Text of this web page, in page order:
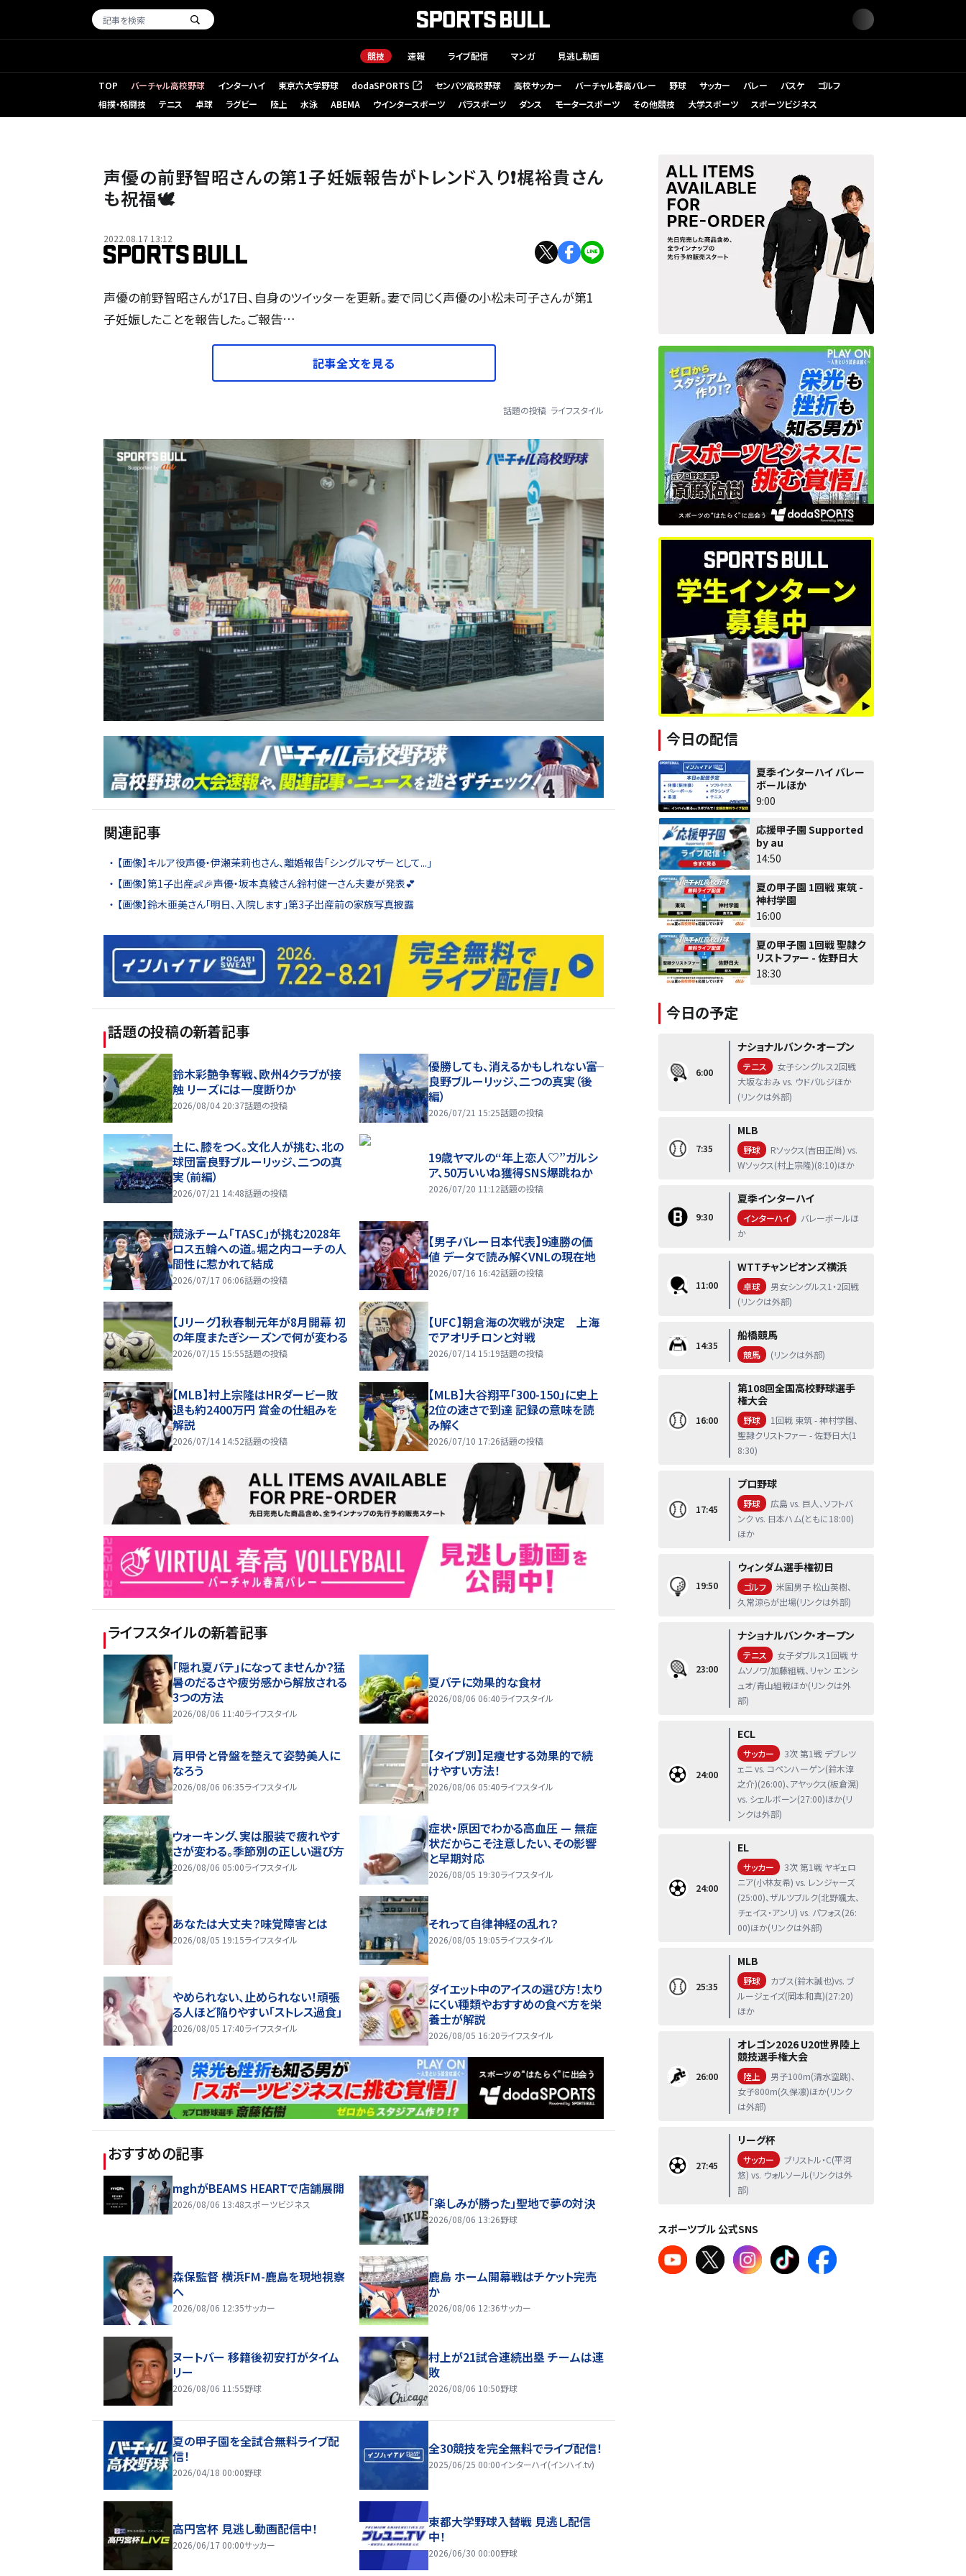
競技 速報 ライブ配信 マンガ 見逃し動画
TOP バーチャル高校野球 インターハイ 東京六大学野球 dodaSPORTS
（新しいタブで開く） センバツ高校野球 高校サッカー バーチャル春高バレー 野球 サッカー バレー バスケ
ゴルフ
相撲・格闘技
テニス 卓球 ラグビー 陸上 水泳 ABEMA ウインタースポーツ パラスポーツ ダンス モータースポーツ その他競技 大学スポーツ スポーツビジネス
声優の前野智昭さんの第1子妊娠報告がトレンド入り❗️梶裕貴さん
も祝福🕊
2022.08.17 13:12
声優の前野智昭さんが17日、自身のツイッターを更新。妻で同じく声優の小松未可子さんが第1
子妊娠したことを報告した。ご報告…
記事全文を見る
話題の投稿 ライフスタイル
関連記事
【画像】キルア役声優・伊瀬茉莉也さん、離婚報告「シングルマザーとして...」
【画像】第1子出産👶🎉声優・坂本真綾さん鈴村健一さん夫妻が発表💕
【画像】鈴木亜美さん「明日、入院します」第3子出産前の家族写真披露
話題の投稿の新着記事
鈴木彩艶争奪戦、欧州4クラブが接
触 リーズには一度断りか
2026/08/04 20:37話題の投稿
優勝しても、消えるかもしれない――富
良野ブルーリッジ、二つの真実（後
編）
2026/07/21 15:25話題の投稿
土に、膝をつく。文化人が挑む、北の
球団――富良野ブルーリッジ、二つの真
実（前編）
2026/07/21 14:48話題の投稿
19歳ヤマルの“年上恋人♡”ガルシ
ア、50万いいね獲得SNS爆跳ねか
2026/07/20 11:12話題の投稿
競泳チーム「TASC」が挑む2028年
ロス五輪への道。堀之内コーチの人
間性に惹かれて結成
2026/07/17 06:06話題の投稿
【男子バレー日本代表】9連勝の価
値 データで読み解くVNLの現在地
2026/07/16 16:42話題の投稿
【Jリーグ】秋春制元年が8月開幕 初
の年度またぎシーズンで何が変わる
2026/07/15 15:55話題の投稿
【UFC】朝倉海の次戦が決定 上海
でアオリチロンと対戦
2026/07/14 15:19話題の投稿
【MLB】村上宗隆はHRダービー敗
退も約2400万円 賞金の仕組みを
解説
2026/07/14 14:52話題の投稿
【MLB】大谷翔平「300-150」に史上
2位の速さで到達 記録の意味を読
み解く
2026/07/10 17:26話題の投稿
ライフスタイルの新着記事
「隠れ夏バテ」になってませんか？猛
暑のだるさや疲労感から解放される
3つの方法
2026/08/06 11:40ライフスタイル
夏バテに効果的な食材
2026/08/06 06:40ライフスタイル
肩甲骨と骨盤を整えて姿勢美人に
なろう
2026/08/06 06:35ライフスタイル
【タイプ別】足痩せする効果的で続
けやすい方法！
2026/08/06 05:40ライフスタイル
ウォーキング、実は服装で疲れやす
さが変わる。季節別の正しい選び方
2026/08/06 05:00ライフスタイル
症状・原因でわかる高血圧 — 無症
状だからこそ注意したい、その影響
と早期対応
2026/08/05 19:30ライフスタイル
あなたは大丈夫？味覚障害とは
2026/08/05 19:15ライフスタイル
それって自律神経の乱れ？
2026/08/05 19:05ライフスタイル
やめられない、止められない！頑張
る人ほど陥りやすい「ストレス過食」
2026/08/05 17:40ライフスタイル
ダイエット中のアイスの選び方！太り
にくい種類やおすすめの食べ方を栄
養士が解説
2026/08/05 16:20ライフスタイル
おすすめの記事
mghがBEAMS HEARTで店舗展開
2026/08/06 13:48スポーツビジネス 「楽しみが勝った」聖地で夢の対決
2026/08/06 13:26野球
森保監督 横浜FM-鹿島を現地視察
へ
2026/08/06 12:35サッカー
鹿島 ホーム開幕戦はチケット完売
か
2026/08/06 12:36サッカー
ヌートバー 移籍後初安打がタイム
リー
2026/08/06 11:55野球
村上が21試合連続出塁 チームは連
敗
2026/08/06 10:50野球
夏の甲子園を全試合無料ライブ配
信！
2026/04/18 00:00野球
全30競技を完全無料でライブ配信！
2025/06/25 00:00インターハイ(インハイ.tv)
高円宮杯 見逃し動画配信中！
2026/06/17 00:00サッカー
東都大学野球入替戦 見逃し配信
中！
2026/06/30 00:00野球
今日の配信
夏季インターハイ バレー
ボールほか
9:00
応援甲子園 Supported
by au
14:50
夏の甲子園 1回戦 東筑 -
神村学園
16:00
夏の甲子園 1回戦 聖隷ク
リストファー - 佐野日大
18:30
今日の予定
6:00
ナショナルバンク・オープン
テニス
女子シングルス2回戦
大坂なおみ vs. ウドバルジほか
(リンクは外部)
7:35
MLB
野球
Rソックス(吉田正尚) vs.
Wソックス(村上宗隆)(8:10)ほか
9:30
夏季インターハイ
インターハイ
バレーボールほ
か
11:00
WTTチャンピオンズ横浜
卓球
男女シングルス1・2回戦
(リンクは外部)
14:35
船橋競馬
競馬 (リンクは外部)
16:00
第108回全国高校野球選手
権大会
野球
1回戦 東筑 - 神村学園、
聖隷クリストファー - 佐野日大(1
8:30)
17:45
プロ野球
野球
広島 vs. 巨人、ソフトバ
ンク vs. 日本ハム(ともに18:00)
ほか
19:50
ウィンダム選手権初日
ゴルフ
米国男子 松山英樹、
久常涼らが出場(リンクは外部)
23:00
ナショナルバンク・オープン
テニス
女子ダブルス1回戦 サ
ムソノワ/加藤組戦、リャン エンシ
ュオ/青山組戦ほか(リンクは外
部)
24:00
ECL
サッカー
3次 第1戦 デブレツ
ェニ vs. コペンハーゲン(鈴木淳
之介)(26:00)、アヤックス(板倉滉)
vs. シェルボーン(27:00)ほか(リ
ンクは外部)
24:00
EL
サッカー
3次 第1戦 ヤギェロ
ニア(小林友希) vs. レンジャーズ
(25:00)、ザルツブルク(北野颯太、
チェイス・アンリ) vs. パフォス(26:
00)ほか(リンクは外部)
25:35
MLB
野球
カブス(鈴木誠也)vs. ブ
ルージェイズ(岡本和真)(27:20)
ほか
26:00
オレゴン2026 U20世界陸上
競技選手権大会
陸上
男子100m(清水空跳)、
女子800m(久保凛)ほか(リンク
は外部)
27:45
リーグ杯
サッカー
ブリストル・C(平河
悠) vs. ウォルソール(リンクは外
部)
スポーツブル 公式SNS